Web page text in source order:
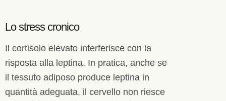
Lo stress cronico
Il cortisolo elevato interferisce con la
risposta alla leptina. In pratica, anche se
il tessuto adiposo produce leptina in
quantità adeguata, il cervello non riesce